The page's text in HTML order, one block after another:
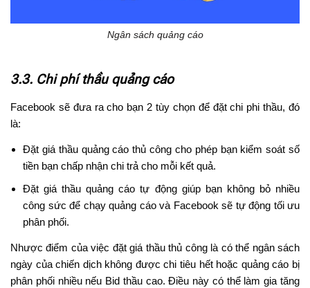
Ngân sách quảng cáo
3.3. Chi phí thầu quảng cáo
Facebook sẽ đưa ra cho bạn 2 tùy chọn để đặt chi phi thầu, đó
là:
Đặt giá thầu quảng cáo thủ công cho phép bạn kiểm soát số
tiền bạn chấp nhận chi trả cho mỗi kết quả.
Đặt giá thầu quảng cáo tự động giúp bạn không bỏ nhiều
công sức để chạy quảng cáo và Facebook sẽ tự động tối ưu
phân phối.
Nhược điểm của việc đặt giá thầu thủ công là có thể ngân sách
ngày của chiến dịch không được chi tiêu hết hoặc quảng cáo bị
phân phối nhiều nếu Bid thầu cao. Điều này có thể làm gia tăng